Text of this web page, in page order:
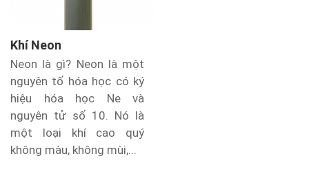
Khí Neon
Neon là gì? Neon là một
nguyên tố hóa học có ký
hiệu hóa học Ne và
nguyên tử số 10. Nó là
một loại khí cao quý
không màu, không mùi,...